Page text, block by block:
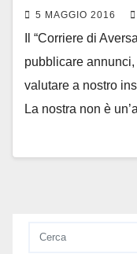
5 MAGGIO 2016
Il “Corriere di
pubblicare
valutare a nostro
La nostra non è